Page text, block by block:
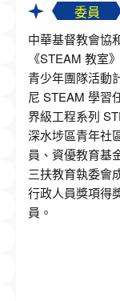
委員
中華基督教會協
《STEAM 教室
青少年團隊活動
尼 STEAM 學習
界級工程系列
深水埗區青年社
員、資優教育基
三扶教育執委會
行政人員獎項得
員。